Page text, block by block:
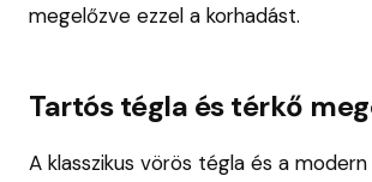
megelőzve ezzel a korhadást.
Tartós tégla és térkő
A klasszikus vörös tégla és a